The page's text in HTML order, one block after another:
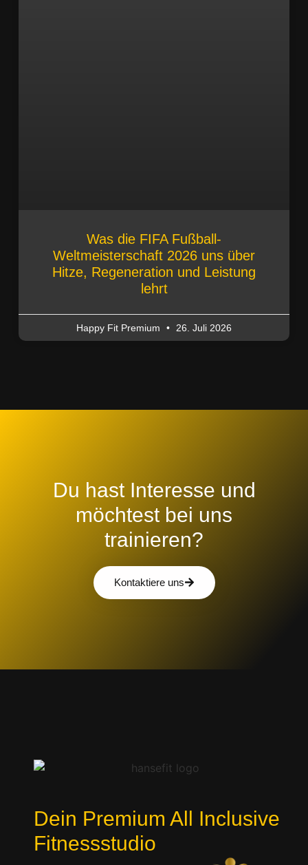
Was die FIFA Fußball-
Weltmeisterschaft 2026 uns über
Hitze, Regeneration und Leistung
lehrt
Happy Fit Premium 26. Juli 2026
Du hast Interesse und
möchtest bei uns
trainieren?
Kontaktiere uns
Dein Premium All Inclusive
Fitnessstudio